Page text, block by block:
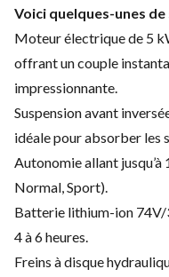
Voici quelques-unes
Moteur électrique de 5
offrant un couple
impressionnante.
Suspension avant
idéale pour absorber les
Autonomie allant jusqu’à
Normal, Sport).
Batterie lithium-ion 74V/
4 à 6 heures.
Freins à disque